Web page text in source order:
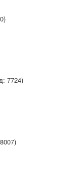
)
7724)
)